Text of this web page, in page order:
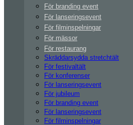
För branding event
För lanseringsevent
För filminspelningar
För mässor
För restaurang
Skräddarsydda stretchtält
För festivaltält
För konferenser
För lanseringsevent
För jubileum
För branding event
För lanseringsevent
För filminspelningar